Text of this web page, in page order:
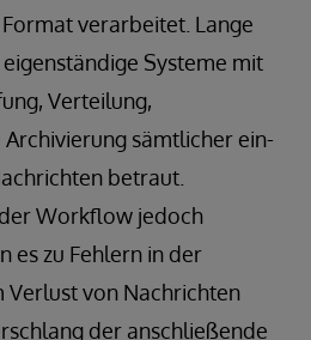
verarbeitet. Lange
Systeme mit
Verteilung,
sämtlicher ein-
betraut.
Workflow jedoch
es zu Fehlern in der
Verlust von Nachrichten
der anschließende